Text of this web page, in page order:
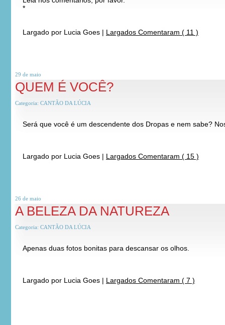
*
Largado por Lucia Goes | Largados Comentaram ( 11 )
29 de maio
QUEM É VOCÊ?
Categoria: CANTÃO DA LÚCIA
Será que você é um descendente dos Dropas e nem sabe?
Largado por Lucia Goes | Largados Comentaram ( 15 )
26 de maio
A BELEZA DA NATUREZA
Categoria: CANTÃO DA LÚCIA
Apenas duas fotos bonitas para descansar os olhos.
Largado por Lucia Goes | Largados Comentaram ( 7 )